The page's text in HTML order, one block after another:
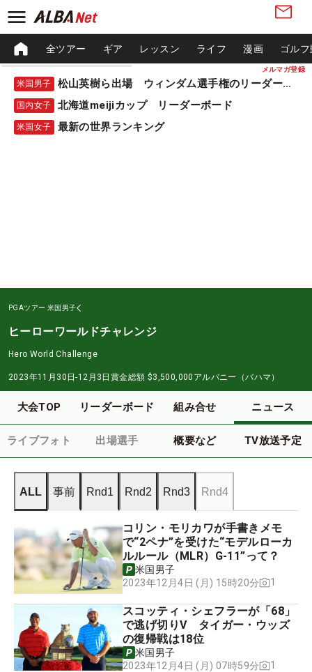
メルマガ登録
全ツアー ギア レッスン ライフ 漫画 ゴル
米国男子 松山英樹ら出場 ウィンダム選手権のリーダーボード
国内女子 北海道meijiカップ リーダーボード
米国女子 最新の世界ランキング
PGAツアー 米国男子
ヒーローワールドチャレンジ
Hero World Challenge
2023年11月30日-12月3日 賞金総額 $3,500,000 アルバニー（バハマ）
大会TOP リーダーボード 組み合せ ニュース
ライブフォト 出場選手 概要など TV放送予定
ALL 事前 Rnd1 Rnd2 Rnd3 Rnd4
コリン・モリカワが手書きメモ
で“2ペナ”を受けた“モデルローカ
ルルール（MLR）G-11”って？
米国男子
2023年12月4日 (月) 15時20分
1
スコッティ・シェフラーが「68」
で逃げ切りV タイガー・ウッズ
の復帰戦は18位
米国男子
2023年12月4日 (月) 07時59分
1